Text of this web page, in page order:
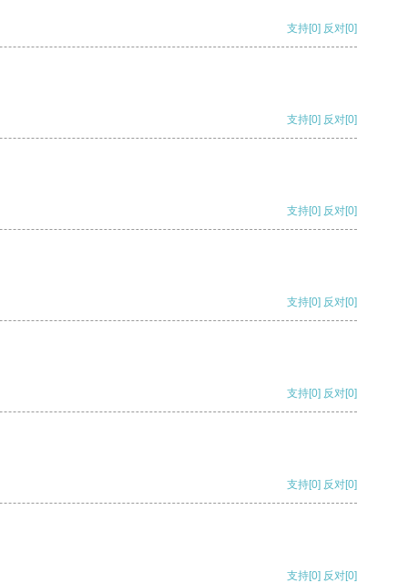
支持[0] 反对[0]
支持[0] 反对[0]
支持[0] 反对[0]
支持[0] 反对[0]
支持[0] 反对[0]
支持[0] 反对[0]
支持[0] 反对[0]